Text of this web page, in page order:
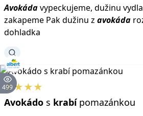
Avokádavypeckujeme, dužinu
zakapeme Pak dužinu z avokáda
dohladka
499
★★★★
Avokádo s krabípomazánkou